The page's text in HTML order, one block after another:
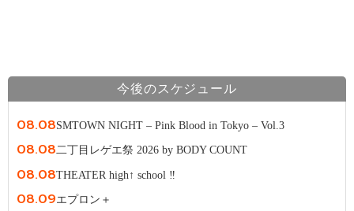
今後のスケジュール
08.08SMTOWN NIGHT – Pink Blood in Tokyo – Vol.3
08.08二丁目レゲエ祭 2026 by BODY COUNT
08.08THEATER high↑ school ‼
08.09エプロン＋